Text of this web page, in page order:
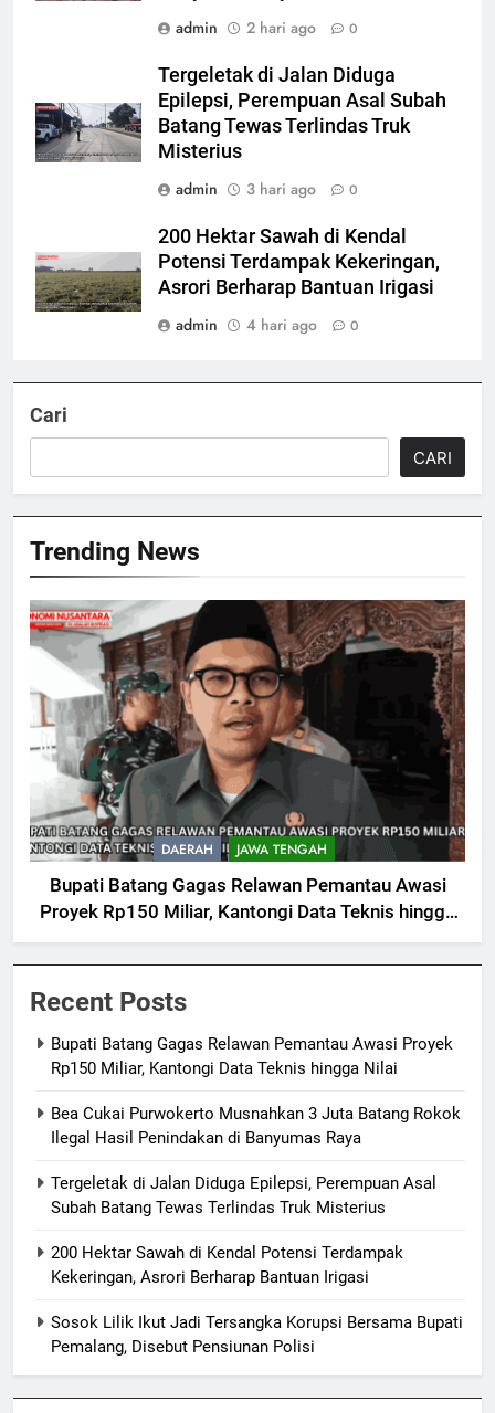
admin
2 hari ago 0
Tergeletak di Jalan Diduga
Epilepsi, Perempuan Asal Subah
Batang Tewas Terlindas Truk
Misterius
admin
3 hari ago 0
200 Hektar Sawah di Kendal
Potensi Terdampak Kekeringan,
Asrori Berharap Bantuan Irigasi
admin
4 hari ago 0
Cari
CARI
Trending News
DAERAH JAWA TENGAH
Bupati Batang Gagas Relawan Pemantau Awasi
Proyek Rp150 Miliar, Kantongi Data Teknis hingga
Nilai
Recent Posts
Bupati Batang Gagas Relawan Pemantau Awasi Proyek
Rp150 Miliar, Kantongi Data Teknis hingga Nilai
Bea Cukai Purwokerto Musnahkan 3 Juta Batang Rokok
Ilegal Hasil Penindakan di Banyumas Raya
Tergeletak di Jalan Diduga Epilepsi, Perempuan Asal
Subah Batang Tewas Terlindas Truk Misterius
200 Hektar Sawah di Kendal Potensi Terdampak
Kekeringan, Asrori Berharap Bantuan Irigasi
Sosok Lilik Ikut Jadi Tersangka Korupsi Bersama Bupati
Pemalang, Disebut Pensiunan Polisi